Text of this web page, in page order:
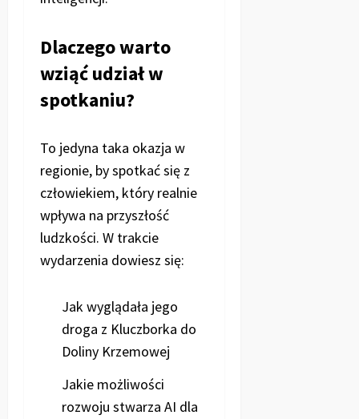
Dlaczego warto
wziąć udział w
spotkaniu?
To jedyna taka okazja w
regionie, by spotkać się z
człowiekiem, który realnie
wpływa na przyszłość
ludzkości. W trakcie
wydarzenia dowiesz się:
Jak wyglądała jego
droga z Kluczborka do
Doliny Krzemowej
Jakie możliwości
rozwoju stwarza AI dla